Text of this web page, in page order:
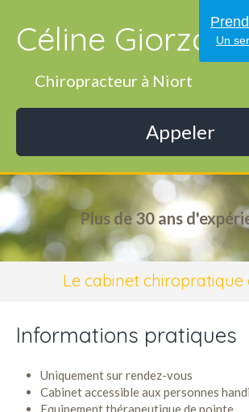
Céline Giorza
Chiropracteur à Niort
Appeler
Plus de 30 ans
Le cabinet chiropratique
Informations pratiques
Uniquement sur rendez-vous
Cabinet accessible aux personnes
Equipement thérapeutique de pointe
Un